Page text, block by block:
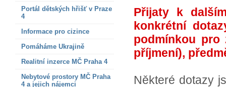
Portál dětských hřišť v Praze
4
Informace pro cizince
Pomáháme Ukrajině
Realitní inzerce MČ Praha 4
Nebytové prostory MČ Praha
4 a jejich nájemci
Přijaty k
konkrétní
podmínkou pro
příjmení),
Některé dotazy